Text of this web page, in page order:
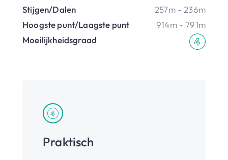
Stijgen/Dalen
257m - 236m
Hoogste punt/Laagste punt
914m - 791m
Moeilijkheidsgraad
Praktisch